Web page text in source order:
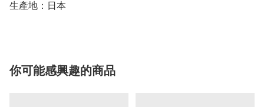
生產地：日本
你可能感興趣的商品